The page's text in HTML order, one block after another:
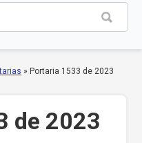
» Portaria 1533 de 2023
de 2023